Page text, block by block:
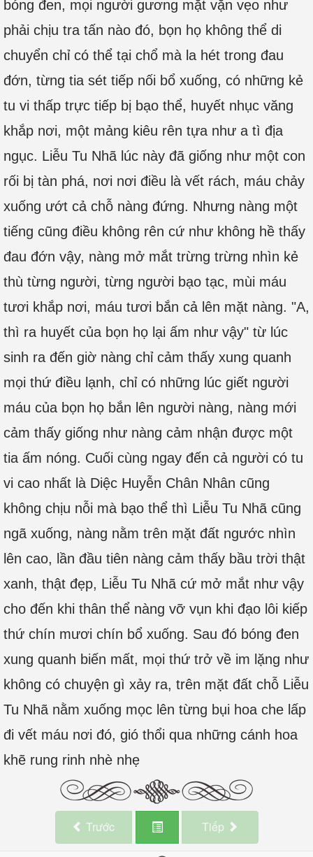
bóng đen, mọi người gương mặt vặn vẹo như
phải chịu tra tấn nào đó, bọn họ không thể di
chuyển chỉ có thể tại chổ mà la hét trong đau
đớn, từng tia sét tiếp nối bổ xuống, có những kẻ
tu vi thấp trực tiếp bị bạo thể, huyết nhục văng
khắp nơi, một mảng kiêu rên tựa như a tì địa
ngục. Liễu Tu Nhã lúc này đã giống như một con
rối bị tàn phá, nơi nơi điều là vết rách, máu chảy
xuống ướt cả chỗ nàng đứng. Nhưng nàng một
tiếng cũng điều không rên cứ như không hề thấy
đau đớn vậy, nàng mở mắt trừng trừng nhìn kẻ
thù từng người, từng người bạo tạc, mùi máu
tươi khắp nơi, máu tươi bắn cả lên mặt nàng. "A,
thì ra huyết của bọn họ lại ấm như vậy" từ lúc
sinh ra đến giờ nàng chỉ cảm thấy xung quanh
mọi thứ điều lạnh, chỉ có những lúc giết người
máu của bọn họ bắn lên người nàng, nàng mới
cảm thấy giống như nàng cảm nhận được một
tia ấm nóng. Cuối cùng ngay đến cả người có tu
vi cao nhất là Diệc Huyễn Chân Nhân cũng
không chịu nỗi mà bạo thể thì Liễu Tu Nhã cũng
ngã xuống, nàng nằm trên mặt đất ngước nhìn
lên cao, lần đầu tiên nàng cảm thấy bầu trời thật
xanh, thật đẹp, Liễu Tu Nhã cứ mở mắt như vậy
cho đến khi thân thể nàng vỡ vụn khi đạo lôi kiếp
thứ chín mươi chín bổ xuống. Sau đó bóng đen
xung quanh biến mất, mọi thứ trở về im lặng như
không có chuyện gì xảy ra, trên mặt đất chỗ Liễu
Tu Nhã nằm xuống mọc lên từng bụi hoa che lấp
đi vết máu nơi đó, gió thổi qua những cánh hoa
khẽ rung rinh nhè nhẹ
Trước Tiếp